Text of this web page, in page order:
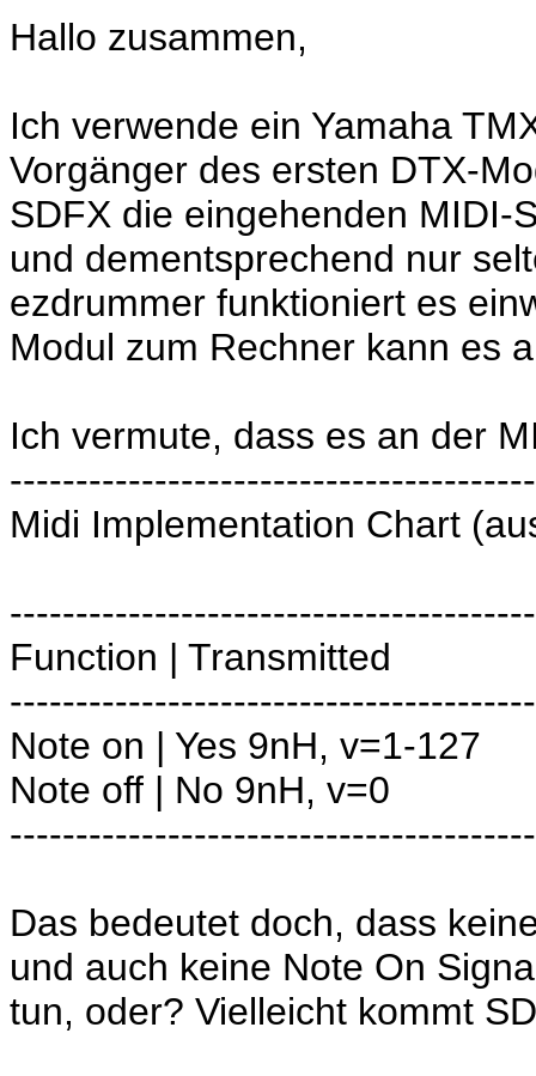
Hallo zusammen,
Ich verwende ein Yamaha
Vorgänger des ersten DTX-
SDFX die eingehenden MIDI-
und dementsprechend nur
ezdrummer funktioniert es
Modul zum Rechner kann es
Ich vermute, dass es an der
Midi Implementation Chart
Function | Transmitted
Note on | Yes 9nH, v=1-127
Note off | No 9nH, v=0
Das bedeutet doch, dass
und auch keine Note On
tun, oder? Vielleicht kommt